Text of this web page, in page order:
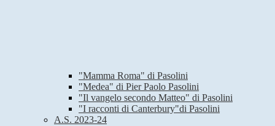
"Mamma Roma" di Pasolini
"Medea" di Pier Paolo Pasolini
"Il vangelo secondo Matteo" di Pasolini
"I racconti di Canterbury"di Pasolini
A.S. 2023-24